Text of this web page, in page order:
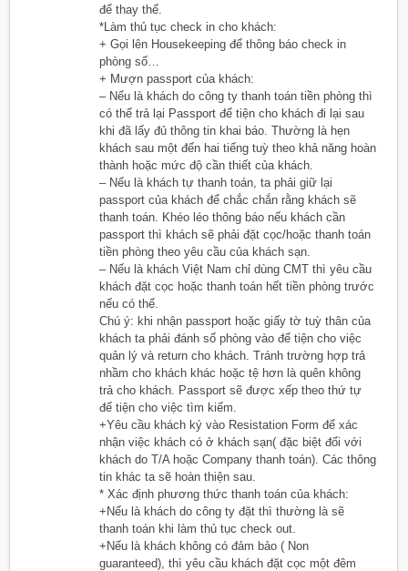
để thay thế.
*Làm thủ tục check in cho khách:
+ Gọi lên Housekeeping để thông báo check in
phòng số…
+ Mượn passport của khách:
– Nếu là khách do công ty thanh toán tiền phòng thì
có thể trả lại Passport để tiện cho khách đi lại sau
khi đã lấy đủ thông tin khai báo. Thường là hẹn
khách sau một đến hai tiếng tuỳ theo khả năng hoàn
thành hoặc mức độ cần thiết của khách.
– Nếu là khách tự thanh toán, ta phải giữ lại
passport của khách để chắc chắn rằng khách sẽ
thanh toán. Khéo léo thông báo nếu khách cần
passport thì khách sẽ phải đặt cọc/hoặc thanh toán
tiền phòng theo yêu cầu của khách sạn.
– Nếu là khách Việt Nam chỉ dùng CMT thì yêu cầu
khách đặt cọc hoặc thanh toán hết tiền phòng trước
nếu có thể.
Chú ý: khi nhận passport hoặc giấy tờ tuỳ thân của
khách ta phải đánh số phòng vào để tiện cho việc
quản lý và return cho khách. Tránh trường hợp trả
nhầm cho khách khác hoặc tệ hơn là quên không
trả cho khách. Passport sẽ được xếp theo thứ tự
để tiện cho việc tìm kiếm.
+Yêu cầu khách ký vào Resistation Form để xác
nhận việc khách có ở khách sạn( đặc biệt đối với
khách do T/A hoặc Company thanh toán). Các thông
tin khác ta sẽ hoàn thiện sau.
* Xác định phương thức thanh toán của khách:
+Nếu là khách do công ty đặt thì thường là sẽ
thanh toán khi làm thủ tục check out.
+Nếu là khách không có đảm bảo ( Non
guaranteed), thì yêu cầu khách đặt cọc một đêm